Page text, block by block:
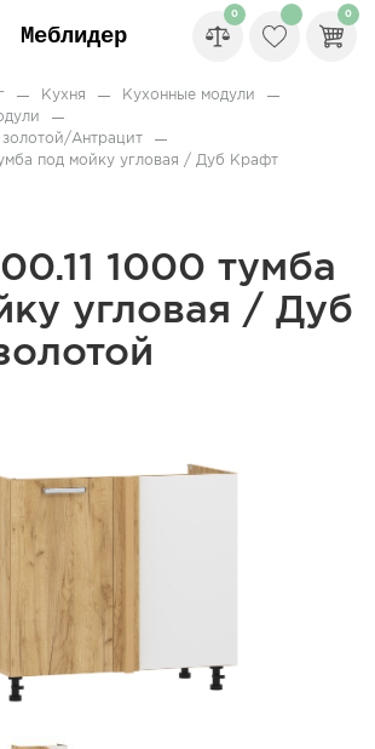
0 0
Кухня
Кухонные модули
Антрацит
под мойку угловая / Дуб Крафт
1000 тумба
угловая / Дуб